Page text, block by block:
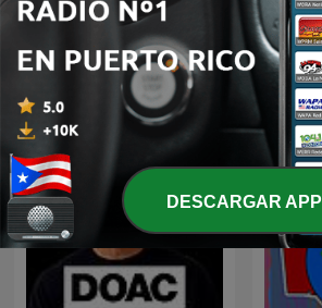
Guía de Turismo en Puerto
Rico
DESCARGAR APP